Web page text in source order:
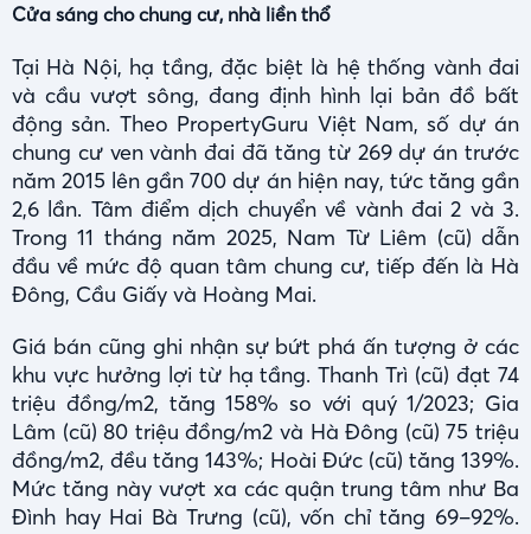
Cửa sáng cho chung cư, nhà liền thổ
Tại Hà Nội, hạ tầng, đặc biệt là hệ thống vành đai
và cầu vượt sông, đang định hình lại bản đồ bất
động sản. Theo PropertyGuru Việt Nam, số dự án
chung cư ven vành đai đã tăng từ 269 dự án trước
năm 2015 lên gần 700 dự án hiện nay, tức tăng gần
2,6 lần. Tâm điểm dịch chuyển về vành đai 2 và 3.
Trong 11 tháng năm 2025, Nam Từ Liêm (cũ) dẫn
đầu về mức độ quan tâm chung cư, tiếp đến là Hà
Đông, Cầu Giấy và Hoàng Mai.
Giá bán cũng ghi nhận sự bứt phá ấn tượng ở các
khu vực hưởng lợi từ hạ tầng. Thanh Trì (cũ) đạt 74
triệu đồng/m2, tăng 158% so với quý 1/2023; Gia
Lâm (cũ) 80 triệu đồng/m2 và Hà Đông (cũ) 75 triệu
đồng/m2, đều tăng 143%; Hoài Đức (cũ) tăng 139%.
Mức tăng này vượt xa các quận trung tâm như Ba
Đình hay Hai Bà Trưng (cũ), vốn chỉ tăng 69–92%.